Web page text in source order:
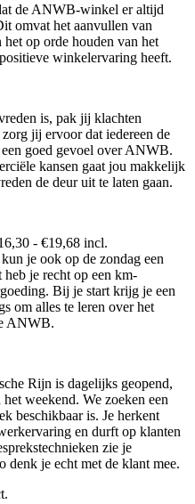
de ANWB-winkel er altijd
omvat het aanvullen van
het op orde houden van het
winkelervaring heeft.
is, pak jij klachten
jij ervoor dat iedereen de
goed gevoel over ANWB.
kansen gaat jou makkelijk
de deur uit te laten gaan.
- €19,68 incl.
je ook op de zondag een
je recht op een km-
Bij je start krijg je een
om alles te leren over het
ANWB.
Rijn is dagelijks geopend,
weekend. We zoeken een
beschikbaar is. Je herkent
en durft op klanten
zie je
denk je echt met de klant mee.